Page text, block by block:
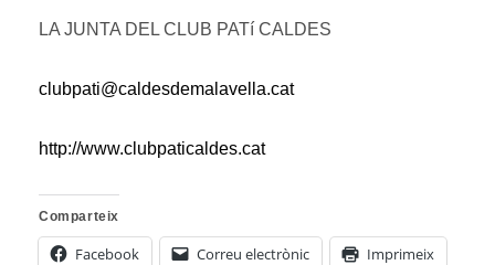
LA JUNTA DEL CLUB PATí CALDES
clubpati@caldesdemalavella.cat
http://www.clubpaticaldes.cat
Comparteix
Facebook Correu electrònic Imprimeix